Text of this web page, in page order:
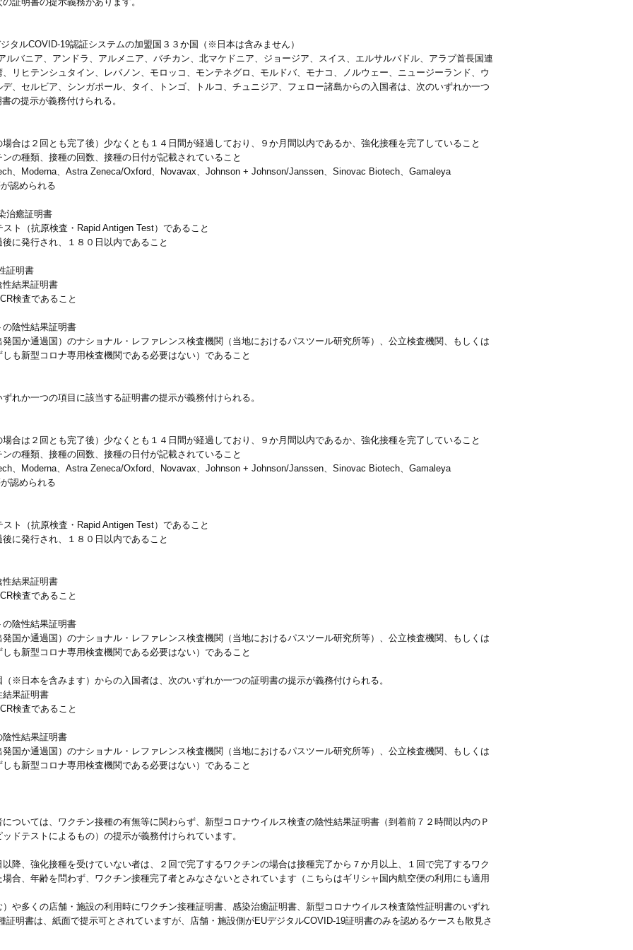
タルCOVID-19認証システムの加盟国３３か国（※日本は含みません）
ルバニア、アンドラ、アルメニア、バチカン、北マケドニア、ジョージア、スイス、エルサルバドル、アラブ首長国連
リヒテンシュタイン、レバノン、モロッコ、モンテネグロ、モルドバ、モナコ、ノルウェー、ニュージーランド、ウ
、セルビア、シンガポール、タイ、トンゴ、トルコ、チュニジア、フェロー諸島からの入国者は、次のいずれか一つ
の提示が義務付けられる。
合は２回とも完了後）少なくとも１４日間が経過しており、９か月間以内であるか、強化接種を完了していること
の種類、接種の回数、接種の日付が記載されていること
、Moderna、Astra Zeneca/Oxford、Novavax、Johnson + Johnson/Janssen、Sinovac Biotech、Gamaleya
認められる
治癒証明書
ト（抗原検査・Rapid Antigen Test）であること
に発行され、１８０日以内であること
証明書
性結果証明書
検査であること
陰性結果証明書
国か通過国）のナショナル・レファレンス検査機関（当地におけるパスツール研究所等）、公立検査機関、もしくは
も新型コロナ専用検査機関である必要はない）であること
れか一つの項目に該当する証明書の提示が義務付けられる。
合は２回とも完了後）少なくとも１４日間が経過しており、９か月間以内であるか、強化接種を完了していること
の種類、接種の回数、接種の日付が記載されていること
、Moderna、Astra Zeneca/Oxford、Novavax、Johnson + Johnson/Janssen、Sinovac Biotech、Gamaleya
認められる
ト（抗原検査・Rapid Antigen Test）であること
に発行され、１８０日以内であること
性結果証明書
検査であること
陰性結果証明書
国か通過国）のナショナル・レファレンス検査機関（当地におけるパスツール研究所等）、公立検査機関、もしくは
も新型コロナ専用検査機関である必要はない）であること
※日本を含みます）からの入国者は、次のいずれか一つの証明書の提示が義務付けられる。
果証明書
検査であること
性結果証明書
国か通過国）のナショナル・レファレンス検査機関（当地におけるパスツール研究所等）、公立検査機関、もしくは
も新型コロナ専用検査機関である必要はない）であること
ついては、ワクチン接種の有無等に関わらず、新型コロナウイルス検査の陰性結果証明書（到着前７２時間以内のＰ
ドテストによるもの）の提示が義務付けられています。
降、強化接種を受けていない者は、２回で完了するワクチンの場合は接種完了から７か月以上、１回で完了するワク
合、年齢を問わず、ワクチン接種完了者とみなさないとされています（こちらはギリシャ国内航空便の利用にも適用
や多くの店舗・施設の利用時にワクチン接種証明書、感染治癒証明書、新型コロナウイルス検査陰性証明書のいずれ
明書は、紙面で提示可とされていますが、店舗・施設側がEUデジタルCOVID-19証明書のみを認めるケースも散見さ